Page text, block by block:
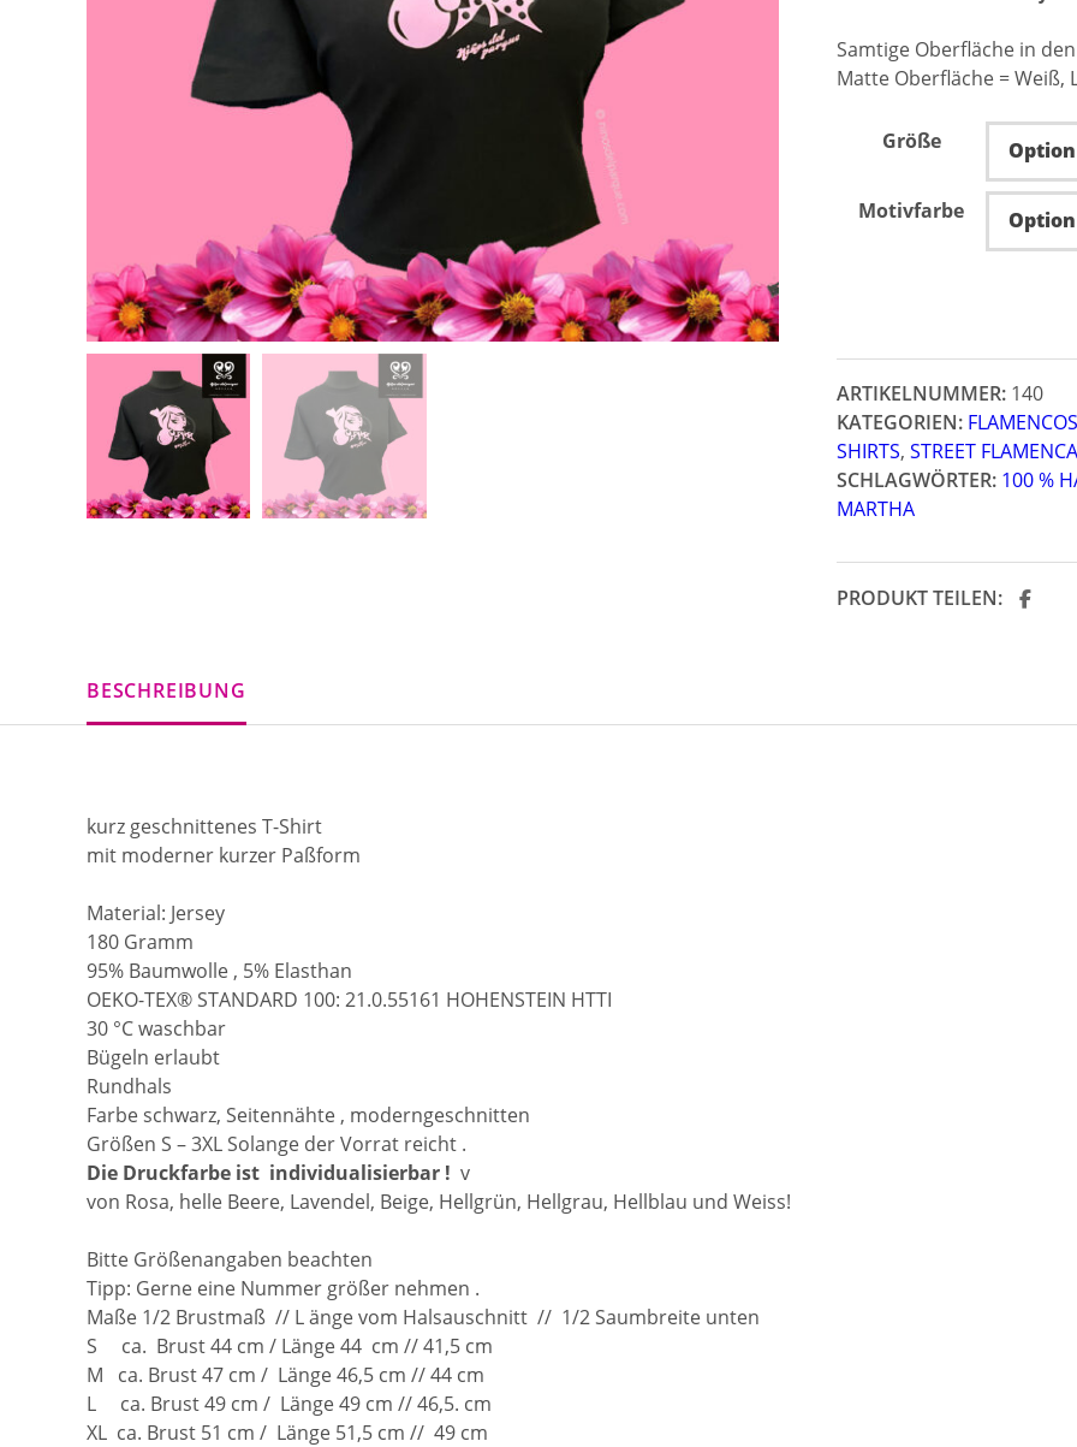
Samtige Oberfläche in
Matte Oberfläche = Weiß,
Größe
Motivfarbe
ARTIKELNUMMER: 140
KATEGORIEN:
SHIRTS, STREET FLAMENCA
SCHLAGWÖRTER: 100 %
MARTHA
PRODUKT TEILEN:
BESCHREIBUNG
kurz geschnittenes T-Shirt
mit moderner kurzer Paßform
Material: Jersey
180 Gramm
95% Baumwolle , 5% Elasthan
OEKO-TEX® STANDARD 100: 21.0.55161 HOHENSTEIN HTTI
30 °C waschbar
Bügeln erlaubt
Rundhals
Farbe schwarz, Seitennähte , moderngeschnitten
Größen S – 3XL Solange der Vorrat reicht .
Die Druckfarbe ist individualisierbar ! v
von Rosa, helle Beere, Lavendel, Beige, Hellgrün, Hellgrau, Hellblau und Weiss!
Bitte Größenangaben beachten
Tipp: Gerne eine Nummer größer nehmen .
Maße 1/2 Brustmaß // L änge vom Halsauschnitt // 1/2 Saumbreite unten
S ca. Brust 44 cm / Länge 44 cm // 41,5 cm
M ca. Brust 47 cm / Länge 46,5 cm // 44 cm
L ca. Brust 49 cm / Länge 49 cm // 46,5. cm
XL ca. Brust 51 cm / Länge 51,5 cm // 49 cm